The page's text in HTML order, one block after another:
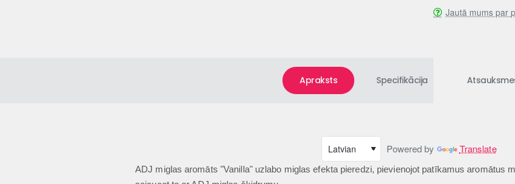
Jautā mums par
Apraksts Specifikācija
Powered by Translate
ADJ miglas aromāts "Vanilla" uzlabo miglas efekta pieredzi, pievienojot patīkamus aromātus